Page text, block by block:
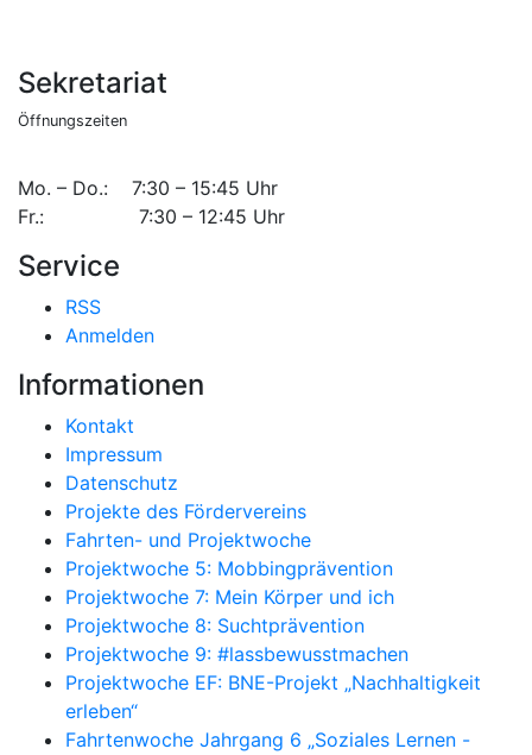
Sekretariat
Öffnungszeiten
Mo. – Do.: 7:30 – 15:45 Uhr
Fr.: 7:30 – 12:45 Uhr
Service
RSS
Anmelden
Informationen
Kontakt
Impressum
Datenschutz
Projekte des Fördervereins
Fahrten- und Projektwoche
Projektwoche 5: Mobbingprävention
Projektwoche 7: Mein Körper und ich
Projektwoche 8: Suchtprävention
Projektwoche 9: #lassbewusstmachen
Projektwoche EF: BNE-Projekt „Nachhaltigkeit
erleben“
Fahrtenwoche Jahrgang 6 „Soziales Lernen -